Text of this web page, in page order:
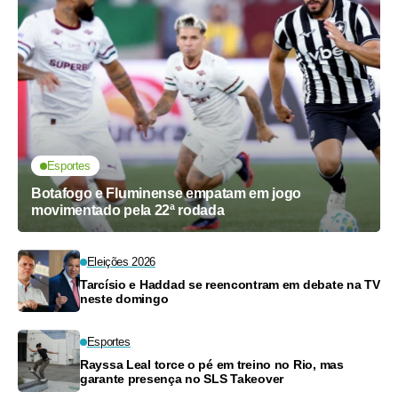
Esportes
Botafogo e Fluminense empatam em jogo
movimentado pela 22ª rodada
Eleições 2026
Tarcísio e Haddad se reencontram em debate na TV
neste domingo
Esportes
Rayssa Leal torce o pé em treino no Rio, mas
garante presença no SLS Takeover